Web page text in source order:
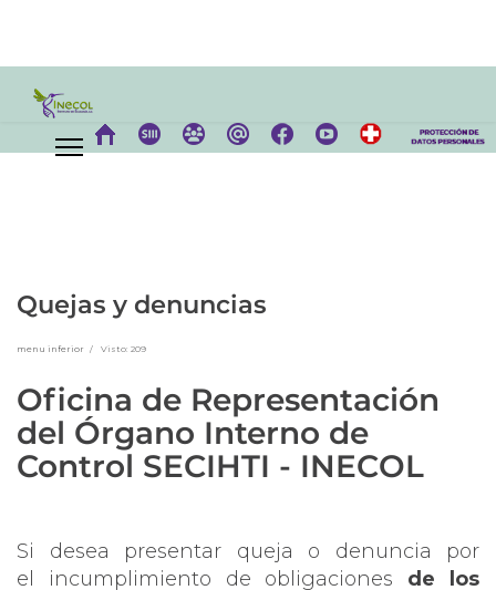
Quejas y denuncias
menu inferior Visto: 209
Oficina de Representación
del Órgano Interno de
Control SECIHTI - INECOL
Si desea presentar queja o denuncia por
el incumplimiento de obligaciones de los